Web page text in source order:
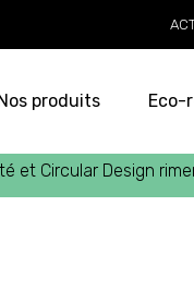
produits Eco-
et Circular Design